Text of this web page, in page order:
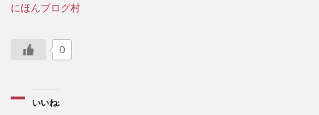
にほんブログ村
0
いいね: